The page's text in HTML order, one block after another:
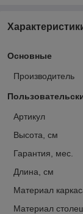
Основные
Производитель
Артикул
Высота, см
Гарантия, мес.
Длина, см
Материал
Материал